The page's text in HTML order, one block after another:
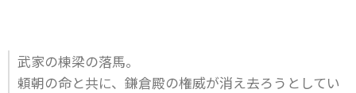
武家の棟梁の落馬。
頼朝の命と共に、鎌倉殿の権威が消え去ろうとしてい